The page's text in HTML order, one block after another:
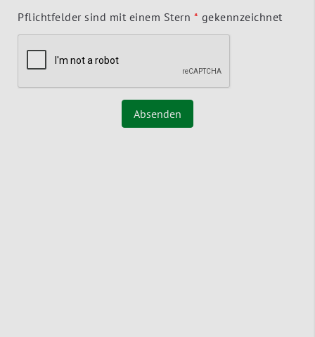
Pflichtfelder sind mit einem Stern * gekennzeichnet
Absenden